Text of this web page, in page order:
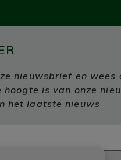
nieuwsbrief en wees
is van onze
het laatste nieuws